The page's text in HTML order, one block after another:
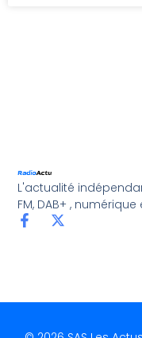
L'actualité
FM, DAB+ ,